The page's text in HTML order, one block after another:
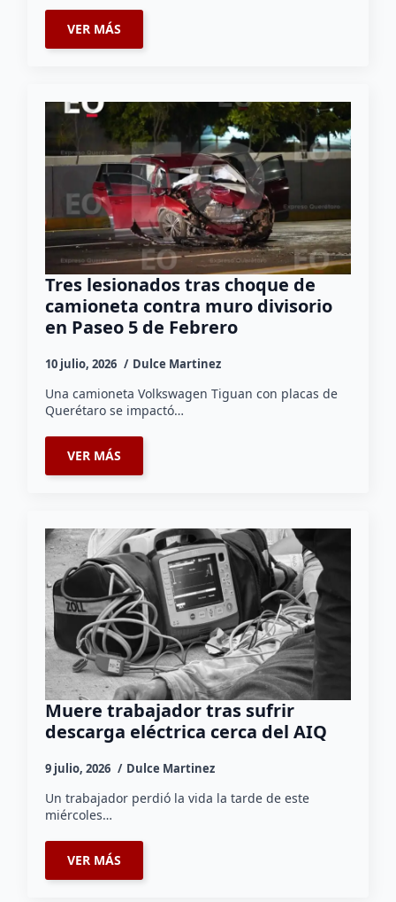
VER MÁS
Tres lesionados tras choque de
camioneta contra muro divisorio
en Paseo 5 de Febrero
10 julio, 2026 Dulce Martinez
Una camioneta Volkswagen Tiguan con placas de
Querétaro se impactó…
VER MÁS
Muere trabajador tras sufrir
descarga eléctrica cerca del AIQ
9 julio, 2026 Dulce Martinez
Un trabajador perdió la vida la tarde de este
miércoles…
VER MÁS